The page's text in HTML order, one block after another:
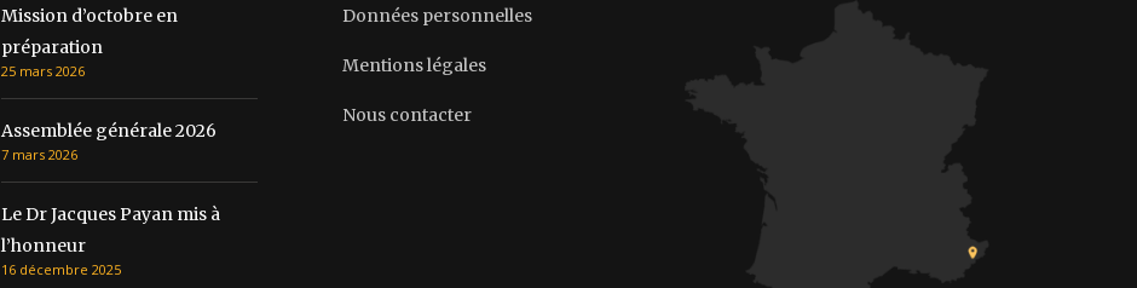
Mission d’octobre en
préparation
25 mars 2026
Assemblée générale 2026
7 mars 2026
Le Dr Jacques Payan mis à
l’honneur
16 décembre 2025
Données personnelles
Mentions légales
Nous contacter